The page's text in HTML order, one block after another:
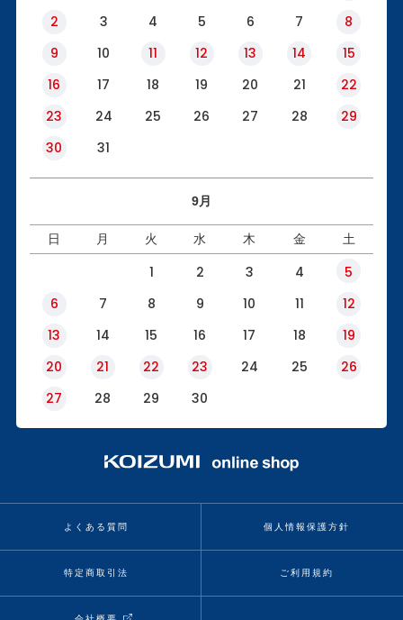
2
3 4 5 6 7
8
9
10 11 12 13 14
15
16
17 18 19 20 21
22
23
24 25 26 27 28
29
30
31
9月
日 月 火 水 木 金 土
1 2 3 4
5
6
7 8 9 10 11
12
13
14 15 16 17 18
19
20
21 22 23 24 25
26
27
28 29 30
よくある質問 個人情報保護方針
特定商取引法 ご利用規約